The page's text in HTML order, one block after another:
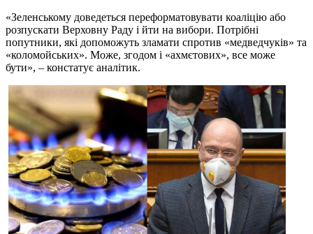
«Зеленському доведеться переформатовувати коаліцію або
розпускати Верховну Раду і йти на вибори. Потрібні
попутники, які допоможуть зламати спротив «медведчуків» та
«коломойських». Може, згодом і «ахмєтових», все може
бути», – констатує аналітик.